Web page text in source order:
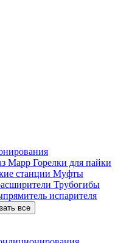
Mapp Горелки для пайки
станции Муфты
Трубогибы
испарителя
все